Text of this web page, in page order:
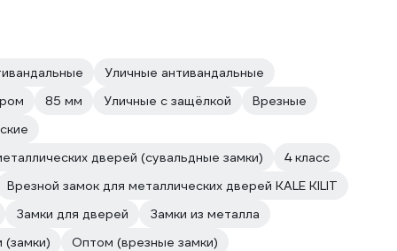
Уличные антивандальные
85 мм Уличные с защёлкой
Врезные
дверей (сувальдные замки)
4 класс
Врезной замок для металлических дверей KALE KILIT
Замки для дверей
Замки из металла
Оптом (врезные замки)